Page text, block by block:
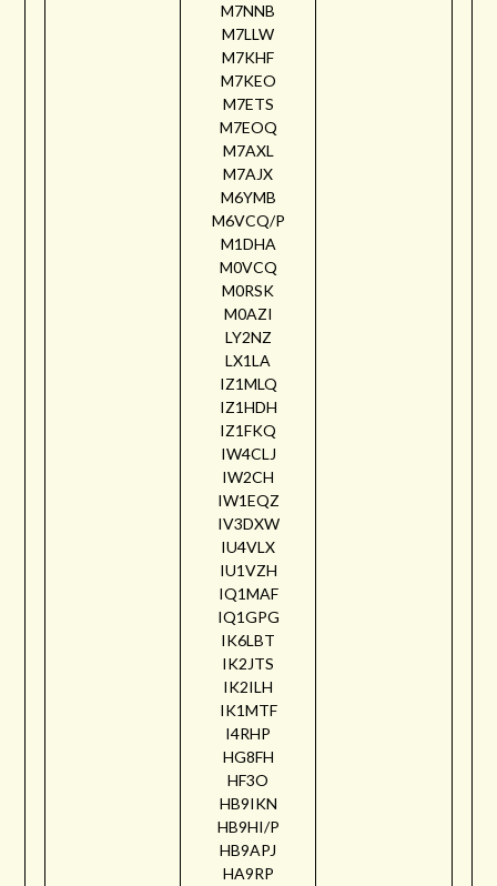
M7NNB
M7LLW
M7KHF
M7KEO
M7ETS
M7EOQ
M7AXL
M7AJX
M6YMB
M6VCQ/P
M1DHA
M0VCQ
M0RSK
M0AZI
LY2NZ
LX1LA
IZ1MLQ
IZ1HDH
IZ1FKQ
IW4CLJ
IW2CH
IW1EQZ
IV3DXW
IU4VLX
IU1VZH
IQ1MAF
IQ1GPG
IK6LBT
IK2JTS
IK2ILH
IK1MTF
I4RHP
HG8FH
HF3O
HB9IKN
HB9HI/P
HB9APJ
HA9RP